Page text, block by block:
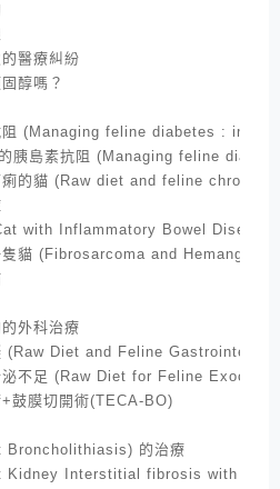
醫療糾紛
醇嗎？
阻 (Managing feline diabetes :
胰島素抗阻 (Managing feline
痢的貓 (Raw diet and feline chronic
with Inflammatory Bowel
隻貓 (Fibrosarcoma and
外科治療
(Raw Diet and Feline
泌不足 (Raw Diet for Feline
鼓膜切開術(TECA-BO)
Broncholithiasis) 的治療
Kidney Interstitial fibrosis with